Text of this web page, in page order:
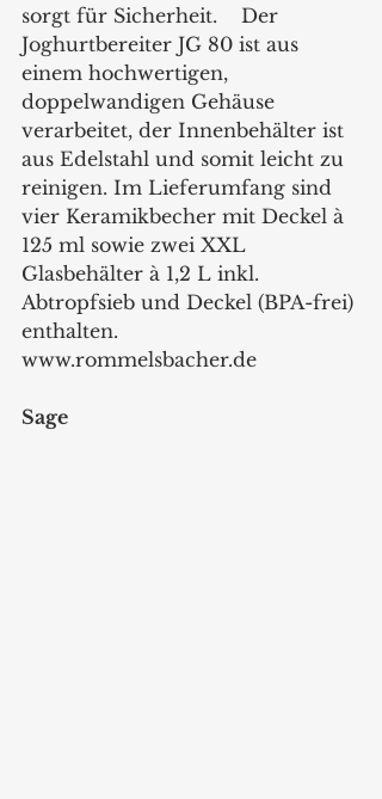
sorgt für Sicherheit.    Der
Joghurtbereiter JG 80 ist aus
einem hochwertigen,
doppelwandigen Gehäuse
verarbeitet, der Innenbehälter ist
aus Edelstahl und somit leicht zu
reinigen. Im Lieferumfang sind
vier Keramikbecher mit Deckel à
125 ml sowie zwei XXL
Glasbehälter à 1,2 L inkl.
Abtropfsieb und Deckel (BPA-frei)
enthalten.
www.rommelsbacher.de
Sage